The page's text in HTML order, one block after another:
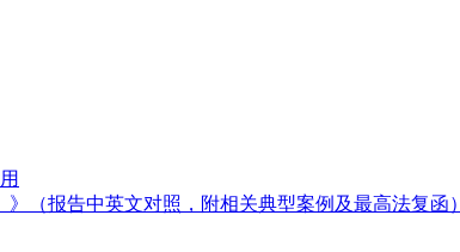
（报告中英文对照，附相关典型案例及最高法复函）